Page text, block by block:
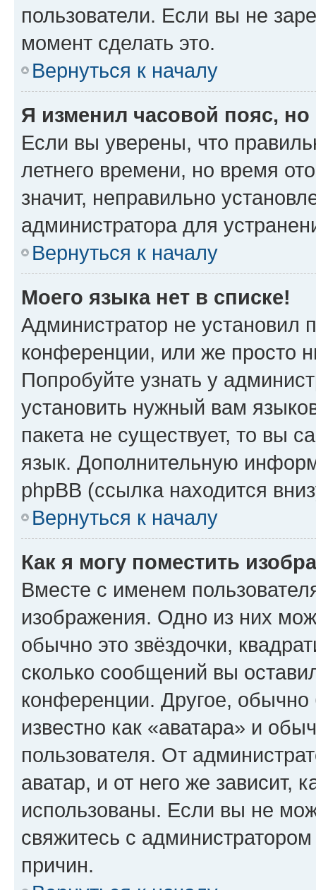
пользователи. Если вы не
момент сделать это.
Вернуться к началу
Я изменил часовой пояс,
Если вы уверены, что
летнего времени, но время
значит, неправильно
администратора для
Вернуться к началу
Моего языка нет в списке!
Администратор не установил
конференции, или же просто
Попробуйте узнать у
установить нужный вам
пакета не существует, то вы
язык. Дополнительную
phpBB (ссылка находится
Вернуться к началу
Как я могу поместить
Вместе с именем
изображения. Одно из них
обычно это звёздочки,
сколько сообщений вы
конференции. Другое,
известно как «аватара» и
пользователя. От
аватар, и от него же зависит,
использованы. Если вы не
свяжитесь с
причин.